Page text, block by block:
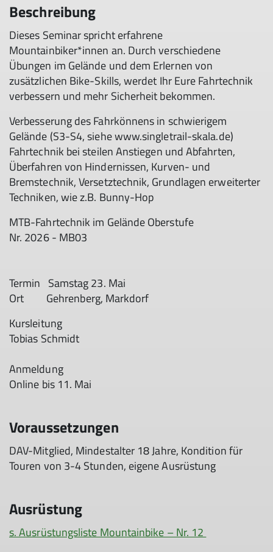
Beschreibung
Dieses Seminar spricht erfahrene
Mountainbiker*innen an. Durch verschiedene
Übungen im Gelände und dem Erlernen von
zusätzlichen Bike-Skills, werdet Ihr Eure Fahrtechnik
verbessern und mehr Sicherheit bekommen.
Verbesserung des Fahrkönnens in schwierigem
Gelände (S3-S4, siehe www.singletrail-skala.de)
Fahrtechnik bei steilen Anstiegen und Abfahrten,
Überfahren von Hindernissen, Kurven- und
Bremstechnik, Versetztechnik, Grundlagen erweiterter
Techniken, wie z.B. Bunny-Hop
MTB-Fahrtechnik im Gelände Oberstufe
Nr. 2026 - MB03
Termin Samstag 23. Mai
Ort Gehrenberg, Markdorf
Kursleitung
Tobias Schmidt
Anmeldung
Online bis 11. Mai
Voraussetzungen
DAV-Mitglied, Mindestalter 18 Jahre, Kondition für
Touren von 3-4 Stunden, eigene Ausrüstung
Ausrüstung
s. Ausrüstungsliste Mountainbike – Nr. 12